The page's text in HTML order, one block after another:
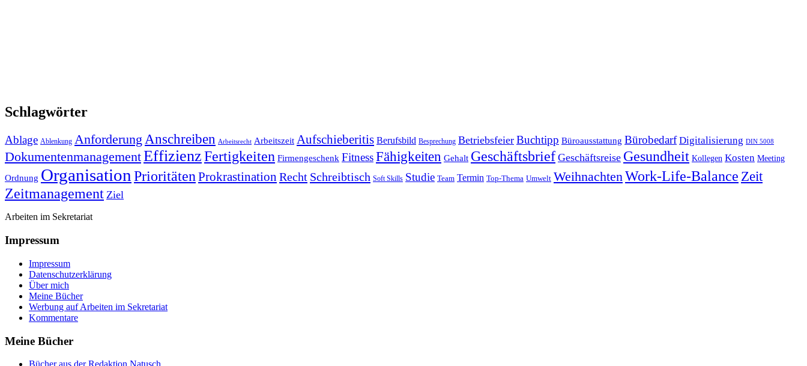
Schlagwörter
Ablage Ablenkung Anforderung Anschreiben Arbeitsrecht Arbeitszeit Aufschieberitis Berufsbild Besprechung Betriebsfeier Buchtipp Büroausstattung Bürobedarf Digitalisierung DIN 5008
DokumentenmanagementEffizienzFertigkeiten Firmengeschenk FitnessFähigkeiten Gehalt Geschäftsbrief Geschäftsreise Gesundheit Kollegen Kosten Meeting
Ordnung OrganisationPrioritätenProkrastination Recht Schreibtisch Soft Skills Studie Team Termin Top-Thema Umwelt WeihnachtenWork-Life-Balance Zeit
Zeitmanagement Ziel
Arbeiten im Sekretariat
Impressum
Impressum
Datenschutzerklärung
Über mich
Meine Bücher
Werbung auf Arbeiten im Sekretariat
Kommentare
Meine Bücher